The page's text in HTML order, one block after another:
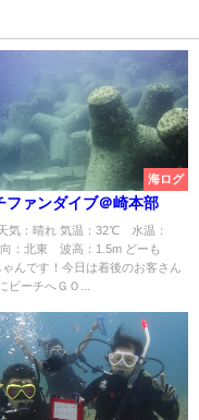
海ログ
ファンダイブ＠崎本部
気：晴れ 気温：32℃ 水温：
：北東 波高：1.5m どーも
ゃんです！今日は着後のお客さん
ビーチへＧＯ...